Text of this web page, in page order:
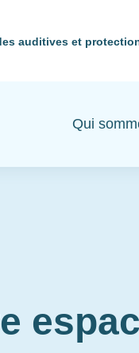
auditives et
Qui